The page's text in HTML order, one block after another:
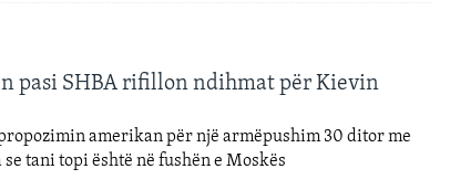
pasi SHBA rifillon ndihmat për Kievin
amerikan për një armëpushim 30 ditor me
tani topi është në fushën e Moskës